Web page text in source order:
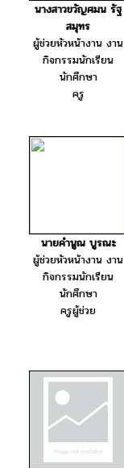
นางสาวขวัญศมน รัฐ
สมุทร
ผู้ช่วยหัวหน้างาน งาน
กิจกรรมนักเรียน
นักศึกษา
ครู
นายคำนูณ บูรณะ
ผู้ช่วยหัวหน้างาน งาน
กิจกรรมนักเรียน
นักศึกษา
ครูผู้ช่วย